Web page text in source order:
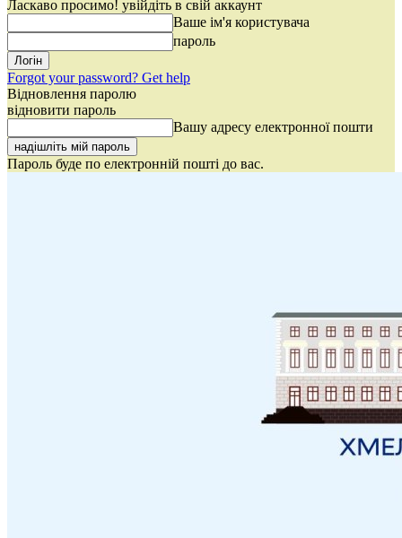
Ласкаво просимо! увійдіть в свій аккаунт
Ваше ім'я користувача
пароль
Forgot your password? Get help
Відновлення паролю
відновити пароль
Вашу адресу електронної пошти
Пароль буде по електронній пошті до вас.